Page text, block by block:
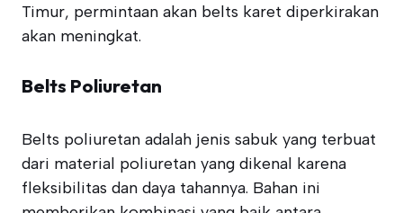
Timur, permintaan akan belts karet diperkirakan
akan meningkat.
Belts Poliuretan
Belts poliuretan adalah jenis sabuk yang terbuat
dari material poliuretan yang dikenal karena
fleksibilitas dan daya tahannya. Bahan ini